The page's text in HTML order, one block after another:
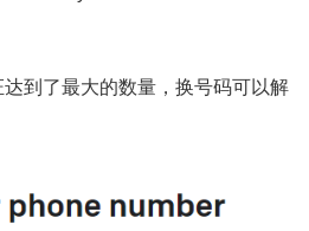
到了最大的数量，换号码可以解